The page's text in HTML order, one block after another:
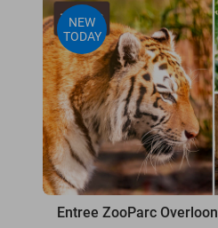
NEW
TODAY
Entree ZooParc Overloon